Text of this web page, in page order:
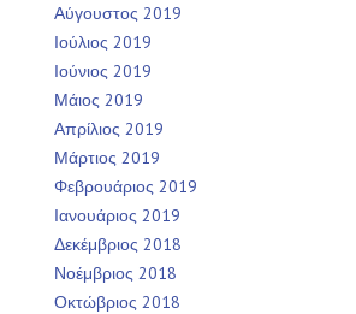
Αύγουστος 2019
Ιούλιος 2019
Ιούνιος 2019
Μάιος 2019
Απρίλιος 2019
Μάρτιος 2019
Φεβρουάριος 2019
Ιανουάριος 2019
Δεκέμβριος 2018
Νοέμβριος 2018
Οκτώβριος 2018